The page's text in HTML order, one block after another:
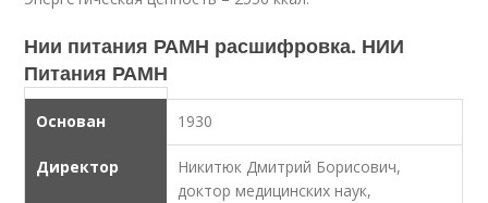
Нии питания РАМН расшифровка. НИИ
Питания РАМН
Основан 1930
Директор
Никитюк Дмитрий Борисович,
доктор медицинских наук,